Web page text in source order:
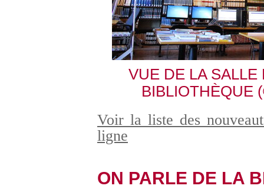
VUE DE LA
BIBLIOTHÈQUE
Voir la liste des
ligne
ON PARLE DE LA